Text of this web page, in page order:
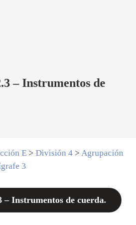
– Instrumentos de
E> División 4> Agrupación
3
– Instrumentos de cuerda.